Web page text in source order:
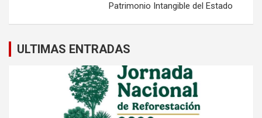
Patrimonio Intangible del Estado
ULTIMAS ENTRADAS